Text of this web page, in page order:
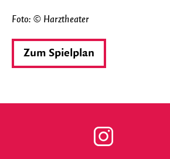
Foto: © Harztheater
Zum Spielplan
Zu